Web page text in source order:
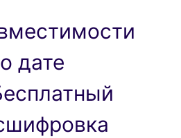
дате